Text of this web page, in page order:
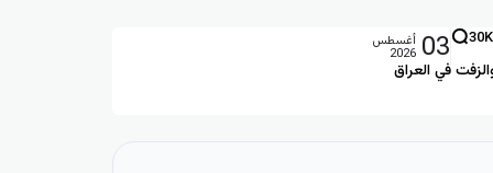
في العراق
30K
03 أغسطس
2026